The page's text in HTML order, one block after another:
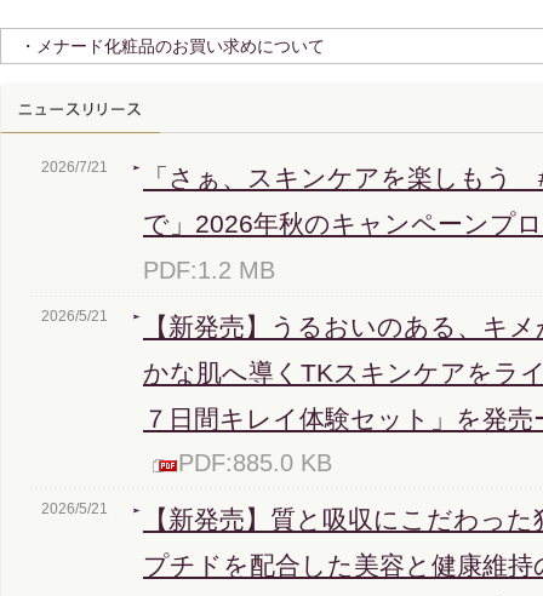
・メナード化粧品のお買い求めについて
2026/7/21
「さぁ、スキンケアを楽しもう
で」2026年秋のキャンペーンプ
PDF:1.2 MB
2026/5/21
【新発売】うるおいのある、キ
かな肌へ導くTKスキンケアをラ
７日間キレイ体験セット」を発
PDF:885.0 KB
2026/5/21
【新発売】質と吸収にこだわっ
プチドを配合した美容と健康維